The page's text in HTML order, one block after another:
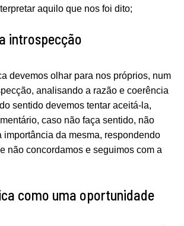
aquilo que nos foi dito;
introspecção
devemos olhar para nos próprios, num
analisando a razão e coerência
sentido devemos tentar aceitá-la,
caso não faça sentido, não
importância da mesma, respondendo
não concordamos e seguimos com a
como uma oportunidade